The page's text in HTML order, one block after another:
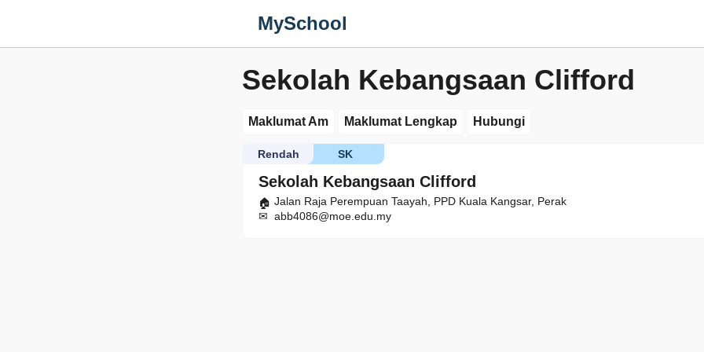
MySchool
Sekolah Kebangsaan Clifford
Maklumat Am Maklumat Lengkap Hubungi
Sekolah Kebangsaan Clifford
SK
Rendah
Jalan Raja Perempuan Taayah, PPD Kuala Kangsar, Perak
abb4086@moe.edu.my